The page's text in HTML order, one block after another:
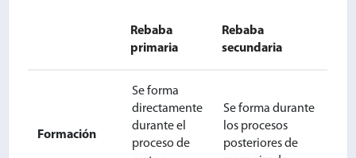
Rebaba
primaria
Rebaba
secundaria
Formación
Se forma
directamente
durante el
proceso de
Se forma durante
los procesos
posteriores de